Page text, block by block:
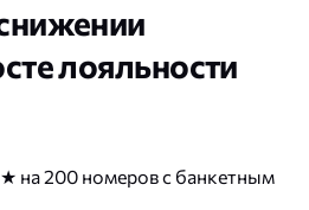
лояльности
на 200 номеров с банкетным